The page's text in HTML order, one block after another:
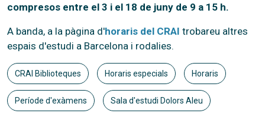
compresos entre el 3 i el 18 de juny de 9 a 15 h.
A banda, a la pàgina d'horaris del CRAI trobareu altres
espais d'estudi a Barcelona i rodalies.
CRAI Biblioteques Horaris especials Horaris
Període d'exàmens Sala d'estudi Dolors Aleu